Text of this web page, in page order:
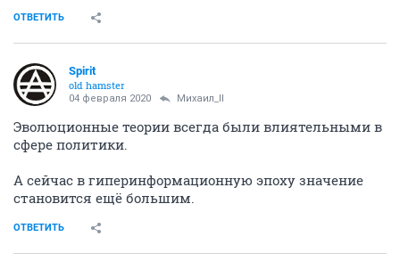
ОТВЕТИТЬ
Spirit
old hamster
04 февраля 2020 Михаил_II
Эволюционные теории всегда были влиятельными в
сфере политики.
А сейчас в гиперинформационную эпоху значение
становится ещё большим.
ОТВЕТИТЬ